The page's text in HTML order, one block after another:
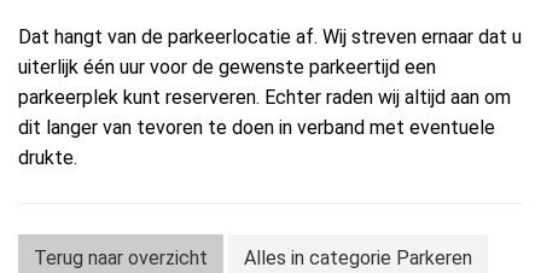
Dat hangt van de parkeerlocatie af. Wij streven ernaar dat u
uiterlijk één uur voor de gewenste parkeertijd een
parkeerplek kunt reserveren. Echter raden wij altijd aan om
dit langer van tevoren te doen in verband met eventuele
drukte.
Terug naar overzicht Alles in categorie Parkeren